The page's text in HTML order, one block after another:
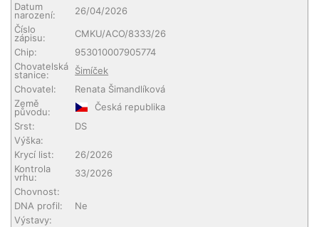
Datum
narození:
26/04/2026
Číslo
zápisu:
CMKU/ACO/8333/26
Chip:
953010007905774
Chovatelská
stanice:
Šimíček
Chovatel:
Renata Šimandlíková
Země
původu:
Česká republika
Srst:
DS
Výška:
Krycí list:
26/2026
Kontrola
vrhu:
33/2026
Chovnost:
DNA profil:
Ne
Výstavy: